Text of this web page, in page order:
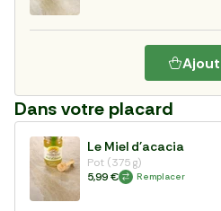
Dans votre placard
Le Miel d'acacia
Pot (375 g)
5,99 €
Remplacer